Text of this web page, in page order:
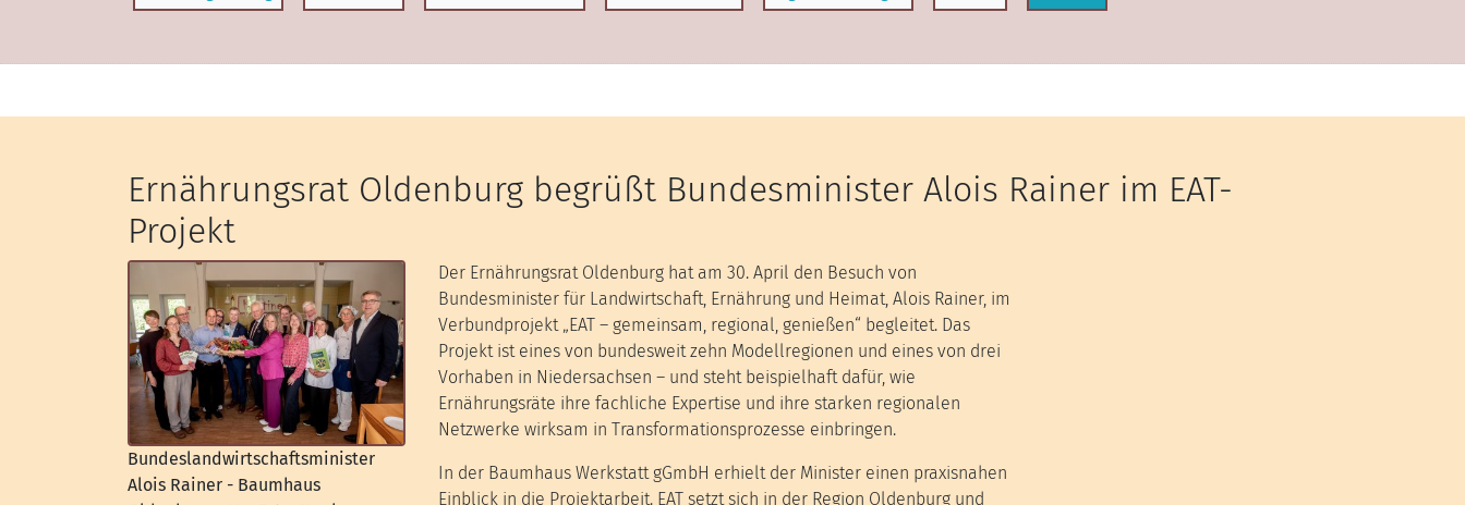
Ernährungsrat Oldenburg begrüßt Bundesminister Alois Rainer im EAT-
Projekt
Bundeslandwirtschaftsminister
Alois Rainer - Baumhaus
Der Ernährungsrat Oldenburg hat am 30. April den Besuch von
Bundesminister für Landwirtschaft, Ernährung und Heimat, Alois Rainer, im
Verbundprojekt „EAT – gemeinsam, regional, genießen“ begleitet. Das
Projekt ist eines von bundesweit zehn Modellregionen und eines von drei
Vorhaben in Niedersachsen – und steht beispielhaft dafür, wie
Ernährungsräte ihre fachliche Expertise und ihre starken regionalen
Netzwerke wirksam in Transformationsprozesse einbringen.
In der Baumhaus Werkstatt gGmbH erhielt der Minister einen praxisnahen
Einblick in die Projektarbeit. EAT setzt sich in der Region Oldenburg und